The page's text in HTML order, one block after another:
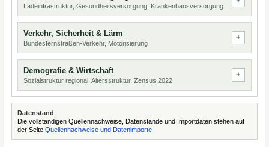
Ladeinfrastruktur, Gesundheitsversorgung, Krankenhausversorgung
Verkehr, Sicherheit & Lärm
Bundesfernstraßen-Verkehr, Motorisierung
Demografie & Wirtschaft
Sozialstruktur regional, Altersstruktur, Zensus 2022
Datenstand
Die vollständigen Quellennachweise, Datenstände und Importdaten stehen auf
der Seite Quellennachweise und Datenimporte